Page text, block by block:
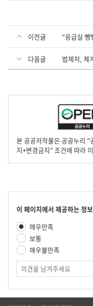
이전글
다음글
본 공공저작물은 공공누리 "
지+변경금지" 조건에 따라
콘
츠
만
족
도
조
사
이 페이지에서 제공하는 정
만
족
도
평
가
매우만족
보통
매우불만족
의
견